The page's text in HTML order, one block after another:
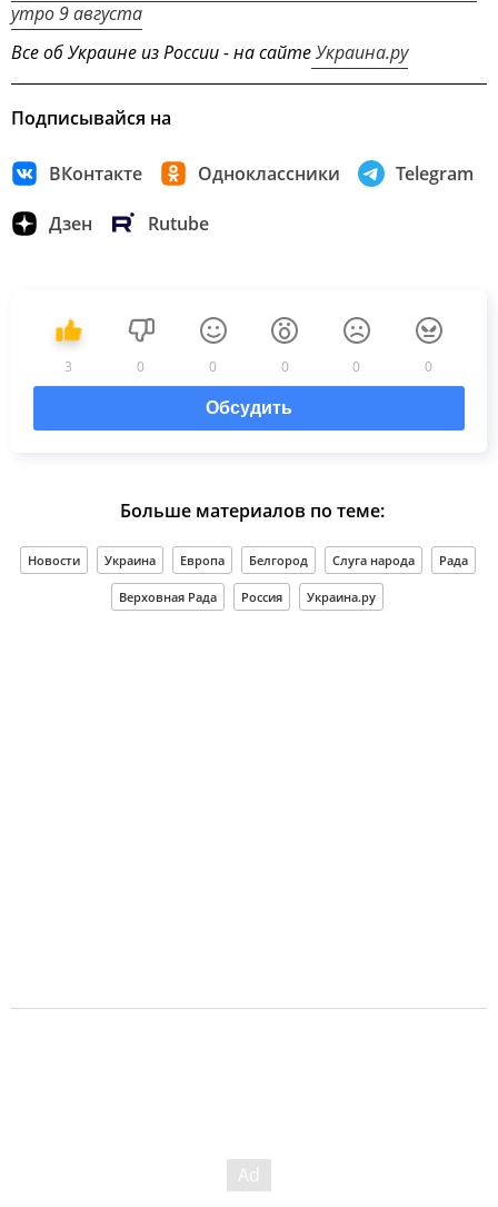
утро 9 августа
Все об Украине из России - на сайтеУкраина.ру
Подписывайся на
ВКонтакте Одноклассники Telegram
Дзен Rutube
3 0 0 0 0 0
Обсудить
Больше материалов по теме:
Новости Украина Европа Белгород Слуга народа Рада
Верховная Рада Россия Украина.ру